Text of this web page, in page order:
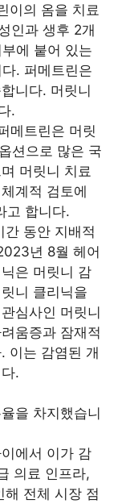
이의 옴을 치료
인과 생후 2개
에 붙어 있는
. 퍼메트린은
니다. 머릿니
.
메트린은 머릿
션으로 많은 국
머릿니 치료
계적 검토에
고 합니다.
간 동안 지배적
년 8월 헤어
은 머릿니 감
니 클리닉을
심사인 머릿니
움증과 잠재적
이는 감염된 개
.
을 차지했습니
에서 이가 감
의료 인프라,
해 전체 시장 점